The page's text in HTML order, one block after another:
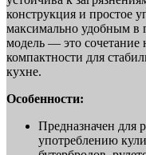
конструкция и простое
максимально удобным в
модель — это сочетание
компактности для
кухне.
Особенности:
Предназначен для
употреблению